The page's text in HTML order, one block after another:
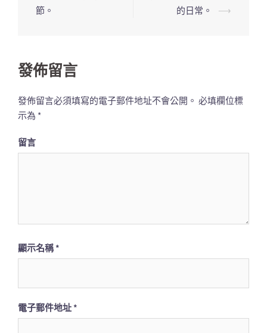
章
列
節。
的日常。
⟶
發佈留言
發佈留言必須填寫的電子郵件地址不會公開。 必填欄位標
示為 *
留言
顯示名稱*
電子郵件地址 *